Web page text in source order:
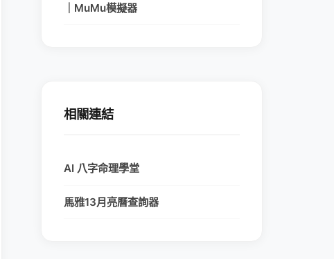
｜MuMu模擬器
相關連結
AI 八字命理學堂
馬雅13月亮曆查詢器